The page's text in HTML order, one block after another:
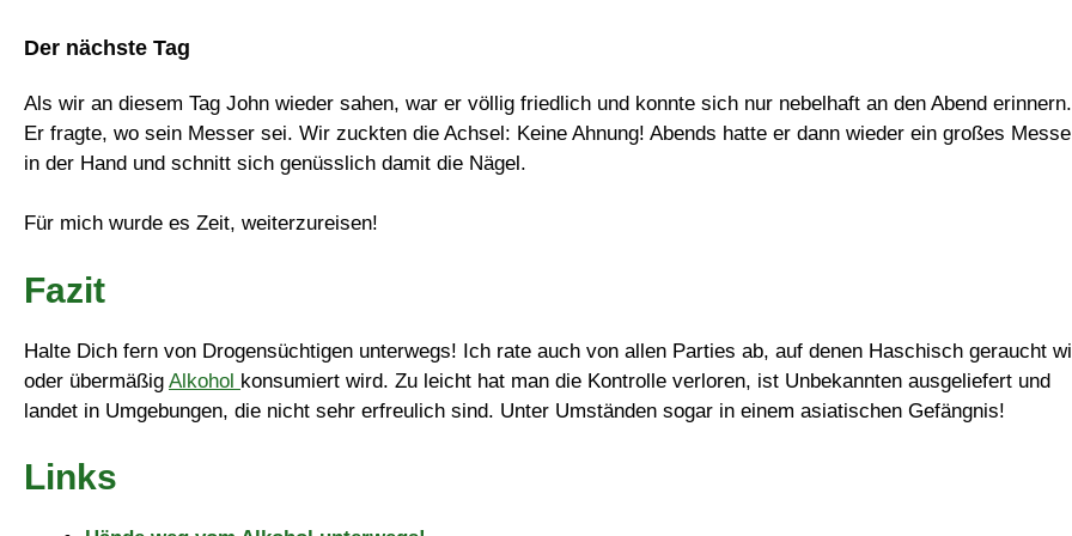
Der nächste Tag
Als wir an diesem Tag John wieder sahen, war er völlig friedlich und konnte sich nur nebelhaft an den Abend erinnern.
Er fragte, wo sein Messer sei. Wir zuckten die Achsel: Keine Ahnung! Abends hatte er dann wieder ein großes
in der Hand und schnitt sich genüsslich damit die Nägel.
Für mich wurde es Zeit, weiterzureisen!
Fazit
Halte Dich fern von Drogensüchtigen unterwegs! Ich rate auch von allen Parties ab, auf denen Haschisch geraucht
oder übermäßig Alkohol konsumiert wird. Zu leicht hat man die Kontrolle verloren, ist Unbekannten ausgeliefert und
landet in Umgebungen, die nicht sehr erfreulich sind. Unter Umständen sogar in einem asiatischen Gefängnis!
Links